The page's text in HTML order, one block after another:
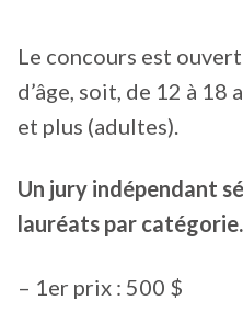
Le concours est
d’âge, soit, de 12 à 18
et plus (adultes).
Un jury indépendant
lauréats par
– 1er prix : 500 $